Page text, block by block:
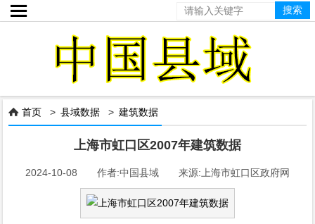

 首页 >县域数据 >建筑数据
上海市虹口区2007年建筑数据
2024-10-08 作者:中国县域 来源:上海市虹口区政府网